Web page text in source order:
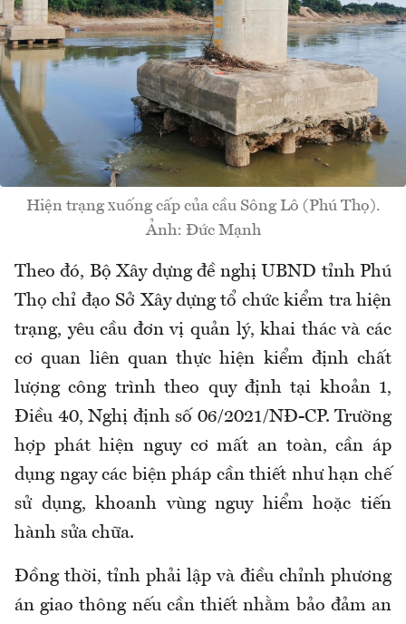
Hiện trạng xuống cấp của cầu Sông Lô (Phú Thọ).
Ảnh: Đức Mạnh
Theo đó, Bộ Xây dựng đề nghị UBND tỉnh Phú
Thọ chỉ đạo Sở Xây dựng tổ chức kiểm tra hiện
trạng, yêu cầu đơn vị quản lý, khai thác và các
cơ quan liên quan thực hiện kiểm định chất
lượng công trình theo quy định tại khoản 1,
Điều 40, Nghị định số 06/2021/NĐ-CP. Trường
hợp phát hiện nguy cơ mất an toàn, cần áp
dụng ngay các biện pháp cần thiết như hạn chế
sử dụng, khoanh vùng nguy hiểm hoặc tiến
hành sửa chữa.
Đồng thời, tỉnh phải lập và điều chỉnh phương
án giao thông nếu cần thiết nhằm bảo đảm an